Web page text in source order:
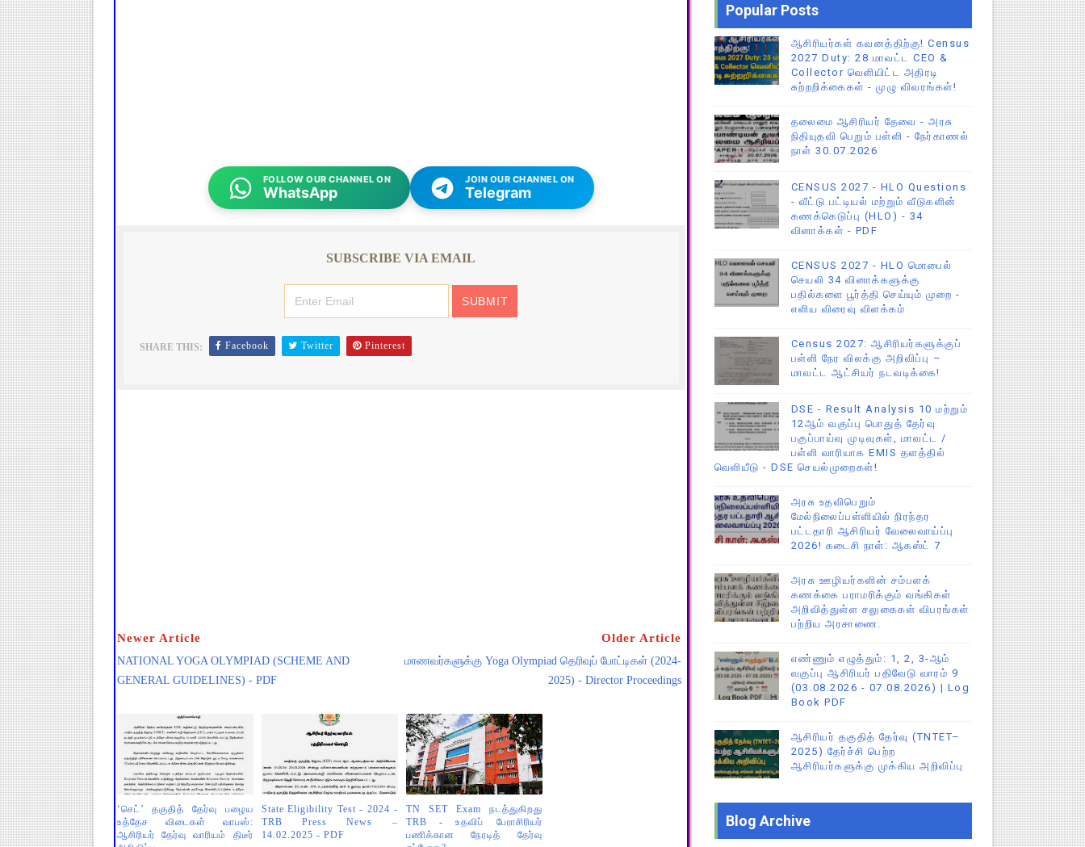
FOLLOW OUR CHANNEL ON
WhatsApp
JOIN OUR CHANNEL ON
Telegram
SUBSCRIBE VIA EMAIL
SHARE THIS: Facebook Twitter Pinterest
Newer Article
NATIONAL YOGA OLYMPIAD (SCHEME AND
GENERAL GUIDELINES) - PDF
Older Article
மாணவர்களுக்கு Yoga Olympiad தெரிவுப் போட்டிகள் (2024-
2025) - Director Proceedings
‘செட்’ தகுதித் தேர்வு பழைய
உத்தேச விடைகள் வாபஸ்:
ஆசிரியர் தேர்வு வாரியம் திடீர்
State Eligibility Test - 2024 -
TRB Press News –
14.02.2025 - PDF
TN SET Exam நடத்துகிறது
TRB - உதவிப் பேராசிரியர்
பணிக்கான நேரடித் தேர்வு
Popular Posts
ஆசிரியர்கள் கவனத்திற்கு! Census
2027 Duty: 28 மாவட்ட CEO &
Collector வெளியிட்ட அதிரடி
சுற்றறிக்கைகள் - முழு விவரங்கள்!
தலைமை ஆசிரியர் தேவை - அரசு
நிதியுதவி பெறும் பள்ளி - நேர்காணல்
நாள் 30.07.2026
CENSUS 2027 - HLO Questions
- வீட்டு பட்டியல் மற்றும் வீடுகளின்
கணக்கெடுப்பு (HLO) - 34
வினாக்கள் - PDF
CENSUS 2027 - HLO மொபைல்
செயலி 34 வினாக்களுக்கு
பதில்களை பூர்த்தி செய்யும் முறை -
எளிய விரைவு விளக்கம்
Census 2027: ஆசிரியர்களுக்குப்
பள்ளி நேர விலக்கு அறிவிப்பு –
மாவட்ட ஆட்சியர் நடவடிக்கை!
DSE - Result Analysis 10 மற்றும்
12ஆம் வகுப்பு பொதுத் தேர்வு
பகுப்பாய்வு முடிவுகள், மாவட்ட /
பள்ளி வாரியாக EMIS தளத்தில்
வெளியீடு - DSE செயல்முறைகள்!
அரசு உதவிபெறும்
மேல்நிலைப்பள்ளியில் நிரந்தர
பட்டதாரி ஆசிரியர் வேலைவாய்ப்பு
2026! கடைசி நாள்: ஆகஸ்ட் 7
அரசு ஊழியர்களின் சம்பளக்
கணக்கை பராமரிக்கும் வங்கிகள்
அறிவித்துள்ள சலுகைகள் விபரங்கள்
பற்றிய அரசாணை.
எண்ணும் எழுத்தும்: 1, 2, 3-ஆம்
வகுப்பு ஆசிரியர் பதிவேடு வாரம் 9
(03.08.2026 - 07.08.2026) | Log
Book PDF
ஆசிரியர் தகுதித் தேர்வு (TNTET–
2025) தேர்ச்சி பெற்ற
ஆசிரியர்களுக்கு முக்கிய அறிவிப்பு
Blog Archive